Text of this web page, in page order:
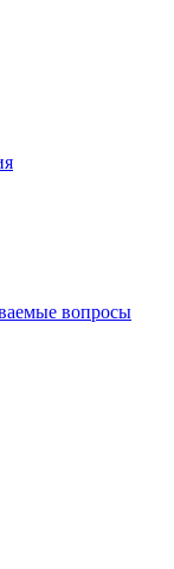
вопросы